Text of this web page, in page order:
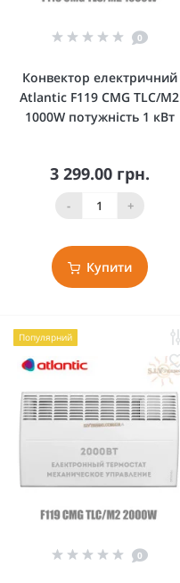
0
Конвектор електричний
Atlantic F119 CMG TLC/M2
1000W потужність 1 кВт
3 299.00 грн.
- +
Купити
Популярний
0